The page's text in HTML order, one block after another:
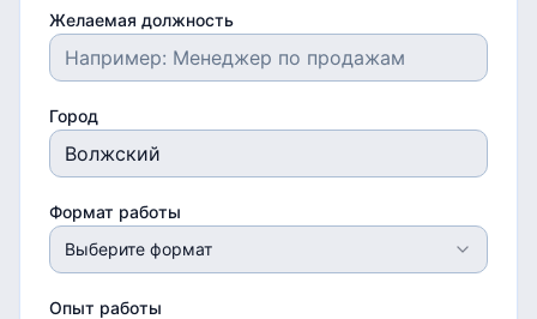
Желаемая должность
Город
Формат работы
Выберите формат
Опыт работы